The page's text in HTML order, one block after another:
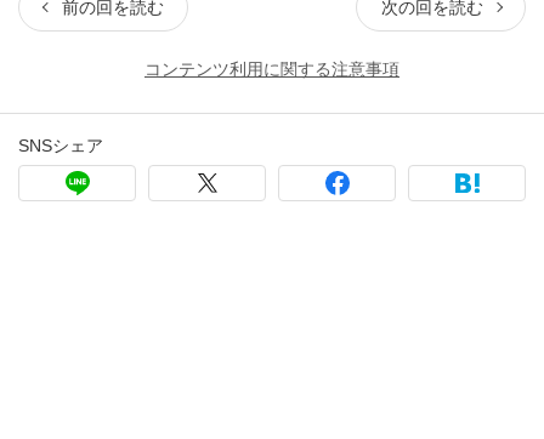
前の回を読む 次の回を読む
コンテンツ利用に関する注意事項
SNSシェア